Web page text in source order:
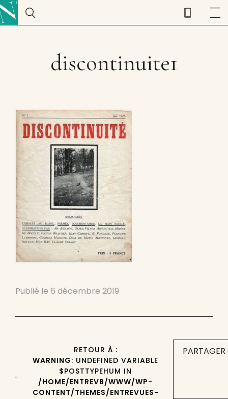
discontinuite1
Publié le 6 décembre 2019
RETOUR À :
WARNING: UNDEFINED VARIABLE
$POSTTYPEHUM IN
/HOME/ENTREVB/WWW/WP-
CONTENT/THEMES/ENTREVUES-